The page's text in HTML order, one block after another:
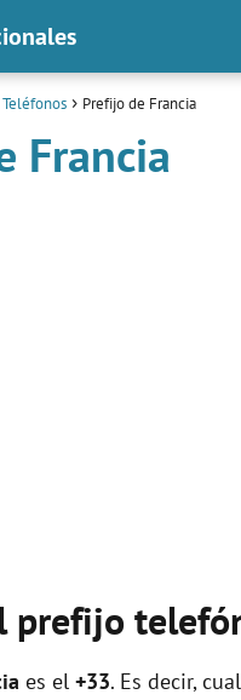
Teléfonos Prefijo de Francia
Francia
prefijo
es el +33. Es decir,